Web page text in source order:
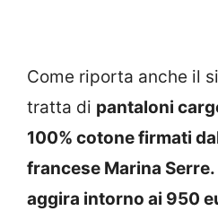
Come riporta anche il
tratta di pantaloni
100% cotone firmati
francese Marina Serre
aggira intorno ai 950